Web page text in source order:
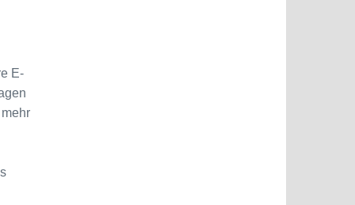
E-